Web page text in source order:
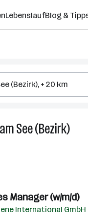
LebenslaufBlog &
See (Bezirk)10
See
Manager (w/m/d)
International GmbH